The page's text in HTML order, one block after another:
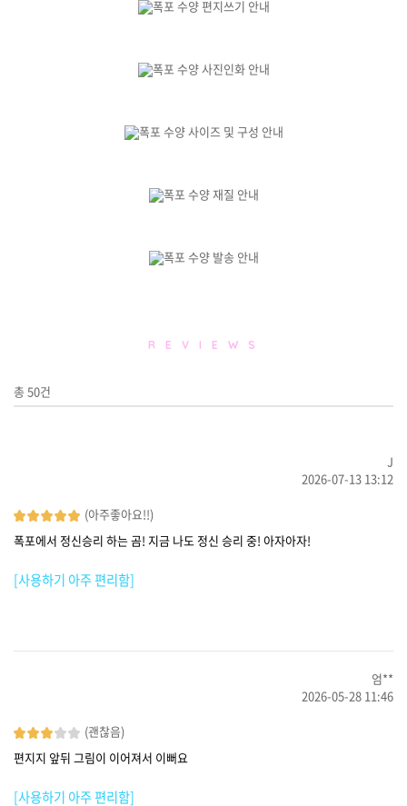
R E V I E W S
총 50건
J
2026-07-13 13:12
(아주좋아요!!)
폭포에서 정신승리 하는 곰! 지금 나도 정신 승리 중! 아자아자!
[사용하기 아주 편리함]
엄**
2026-05-28 11:46
(괜찮음)
편지지 앞뒤 그림이 이어져서 이뻐요
[사용하기 아주 편리함]